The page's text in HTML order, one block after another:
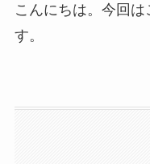
こんにちは。今回
す。